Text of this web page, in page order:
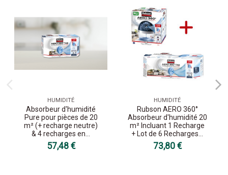
HUMIDITÉ
Absorbeur d'humidité
Pure pour pièces de 20
m² (+ recharge neutre)
& 4 recharges en...
57,48 €
HUMIDITÉ
Rubson AERO 360°
Absorbeur d'humidité 20
m² Incluant 1 Recharge
+ Lot de 6 Recharges...
73,80 €